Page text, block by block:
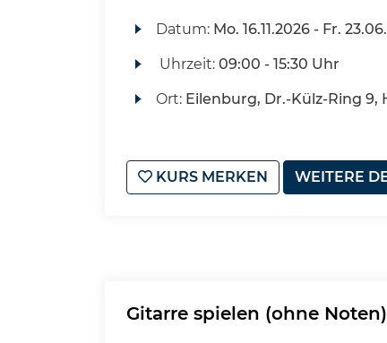
Datum: Mo. 16.11.2026 - Fr.
Uhrzeit: 09:00 - 15:30 Uhr
Ort: Eilenburg, Dr.-Külz-Ring 9,
KURS MERKEN WEITERE
Gitarre spielen (ohne